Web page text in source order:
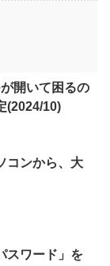
開いて困るの
(2024/10)
コンから、大
スワード」を